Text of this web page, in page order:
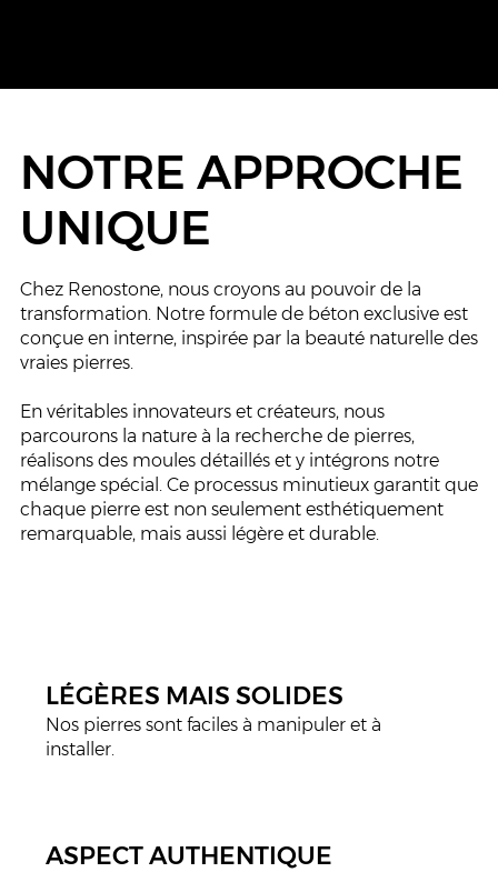
LÉGÈRES MAIS SOLIDES
Nos pierres sont faciles à manipuler et à
installer.
ASPECT AUTHENTIQUE
NOTRE APPROCHE
UNIQUE
Chez Renostone, nous croyons au pouvoir de la
transformation. Notre formule de béton exclusive est
conçue en interne, inspirée par la beauté naturelle des
vraies pierres.
En véritables innovateurs et créateurs, nous
parcourons la nature à la recherche de pierres,
réalisons des moules détaillés et y intégrons notre
mélange spécial. Ce processus minutieux garantit que
chaque pierre est non seulement esthétiquement
remarquable, mais aussi légère et durable.